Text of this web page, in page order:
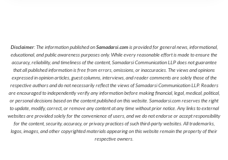
Disclaimer: The information published onSamadarsi.comis provided for general news, informational,
educational, and public awareness purposes only. While every reasonable effort is made to ensure the
accuracy, reliability, and timeliness of the content, Samadarsi Communication LLP does not guarantee
that all published information is free from errors, omissions, or inaccuracies. The views and opinions
expressed in opinion articles, guest columns, interviews, and reader comments are solely those of the
respective authors and do not necessarily reflect the views of Samadarsi Communication LLP. Readers
are encouraged to independently verify any information before making financial, legal, medical, political,
or personal decisions based on the content published on this website. Samadarsi.com reserves the right
to update, modify, correct, or remove any content at any time without prior notice. Any links to external
websites are provided solely for the convenience of users, and we do not endorse or accept responsibility
for the content, security, accuracy, or privacy practices of such third-party websites. All trademarks,
logos, images, and other copyrighted materials appearing on this website remain the property of their
respective owners.